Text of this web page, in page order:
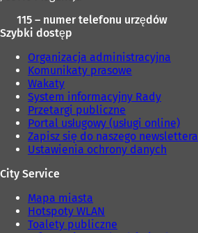
115 – numer telefonu urzędów
Szybki dostęp
Organizacja administracyjna
Komunikaty prasowe
Wakaty
System informacyjny Rady
Przetargi publiczne
Portal usługowy (usługi online)
Zapisz się do naszego newslettera
Ustawienia ochrony danych
City Service
Mapa miasta
Hotspoty WLAN
Toalety publiczne